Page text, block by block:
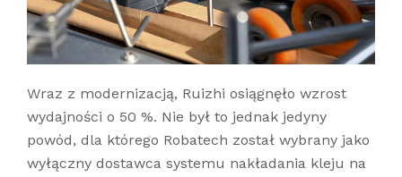
Wraz z modernizacją, Ruizhi osiągnęło wzrost
wydajności o 50 %. Nie był to jednak jedyny
powód, dla którego Robatech został wybrany jako
wyłączny dostawca systemu nakładania kleju na